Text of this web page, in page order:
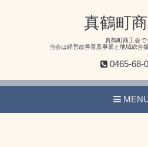
真鶴町
真鶴町商工会で
当会は経営改善普及事業と地域総合
0465-68-